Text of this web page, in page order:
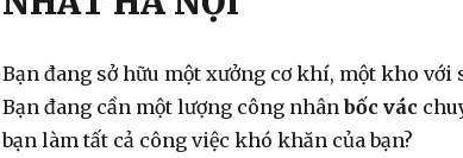
Bạn đang sở hữu một xưởng cơ khí, một kho với
Bạn đang cần một lượng công nhânbốc vác
bạn làm tất cả công việc khó khăn của bạn?